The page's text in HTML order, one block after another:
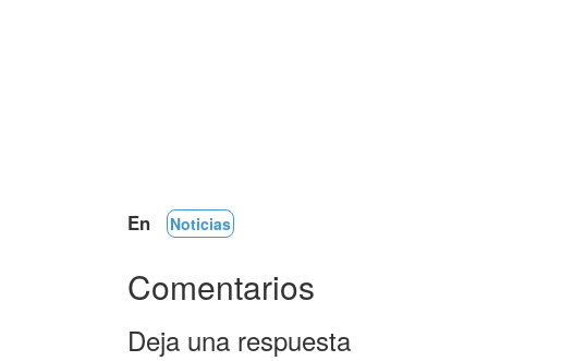
En Noticias
Comentarios
Deja una respuesta